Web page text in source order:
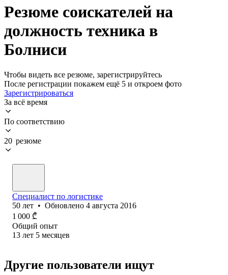
Резюме соискателей на
должность техника в
Болниси
Чтобы видеть все резюме, зарегистрируйтесь
После регистрации покажем ещё 5 и откроем фото
Зарегистрироваться
За всё время
По соответствию
20 резюме
Специалист по логистике
50 лет • Обновлено 4 августа 2016
1 000 ₾
Общий опыт
13 лет 5 месяцев
Другие пользователи ищут